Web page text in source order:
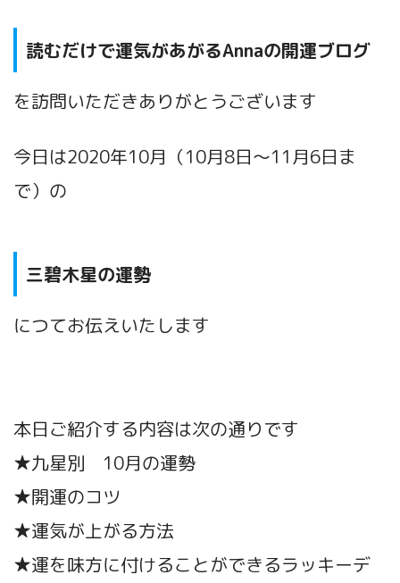
読むだけで運気があがるAnnaの開運ブログ
を訪問いただきありがとうございます
今日は2020年10月（10月8日～11月6日ま
で） の
三碧木星の運勢
につてお伝えいたします
本日ご紹介する内容は次の通りです
★九星別 10月の運勢
★開運のコツ
★運気が上がる方法
★運を味方に付けることができるラッキーデ